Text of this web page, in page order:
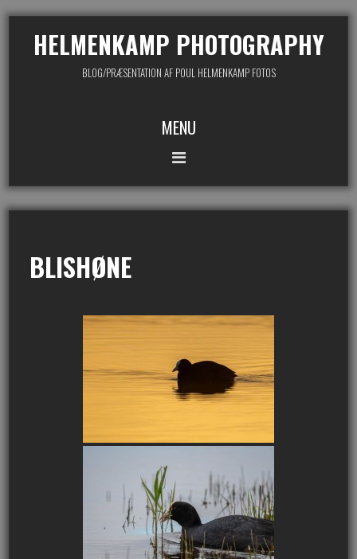
HELMENKAMP PHOTOGRAPHY
BLOG/PRÆSENTATION AF POUL HELMENKAMP FOTOS
MENU
BLISHØNE